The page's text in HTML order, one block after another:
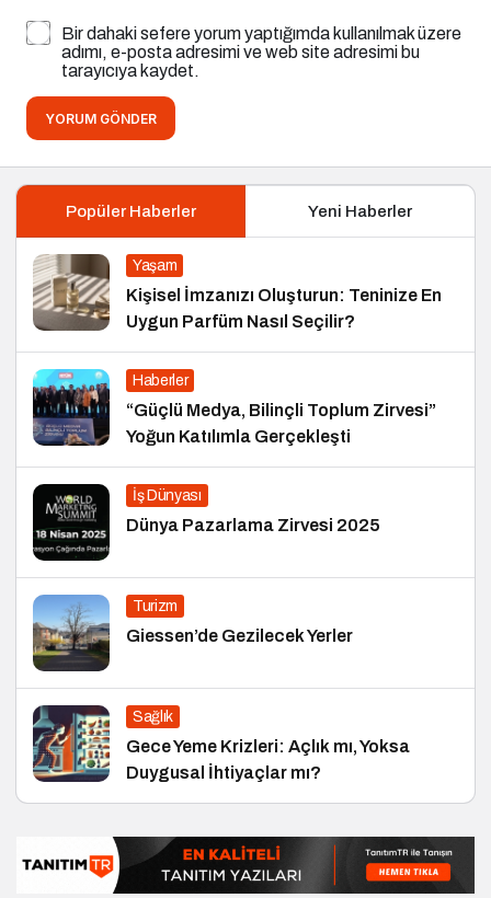
Bir dahaki sefere yorum yaptığımda kullanılmak üzere
adımı, e-posta adresimi ve web site adresimi bu
tarayıcıya kaydet.
YORUM GÖNDER
Popüler Haberler Yeni Haberler
Yaşam
Kişisel İmzanızı Oluşturun: Teninize En
Uygun Parfüm Nasıl Seçilir?
Haberler
“Güçlü Medya, Bilinçli Toplum Zirvesi”
Yoğun Katılımla Gerçekleşti
İş Dünyası
Dünya Pazarlama Zirvesi 2025
Turizm
Giessen’de Gezilecek Yerler
Sağlık
Gece Yeme Krizleri: Açlık mı, Yoksa
Duygusal İhtiyaçlar mı?